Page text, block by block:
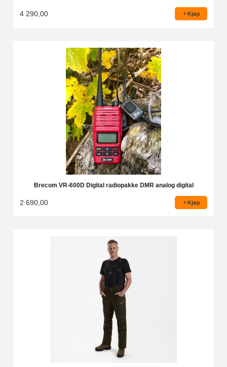
4 290,00 Kjøp
Brecom VR-600D Digital radiopakke DMR analog digital
2 690,00 Kjøp